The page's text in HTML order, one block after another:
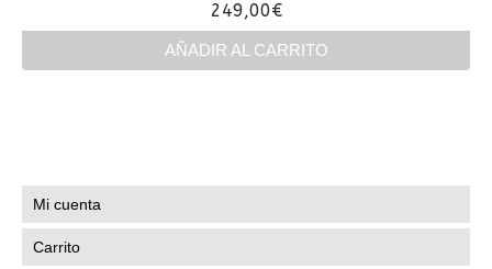
249,00€
AÑADIR AL CARRITO
Mi cuenta
Carrito